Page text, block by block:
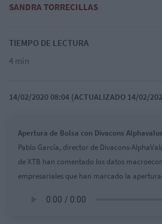
SANDRA TORRECILLAS
TIEMPO DE LECTURA
4 min
14/02/2020 08:04 (ACTUALIZADO 14/02/
Apertura de Bolsa con Divacons
Pablo García, director de Divacons-
de XTB han comentado los datos
empresariales que han marcado la apertura